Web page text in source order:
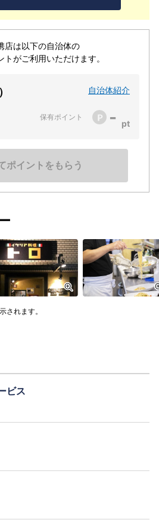
店は以下の自治体の
トがご利用いただけます。
自治体紹介
保有ポイント -
ポイントをもらう
されます。
ビス